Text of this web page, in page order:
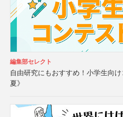
編集部セレクト
自由研究にもおすすめ！小学生向
夏》